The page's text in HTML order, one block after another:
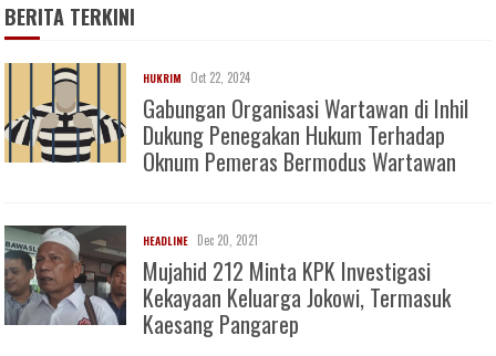
BERITA TERKINI
HUKRIM Oct 22, 2024
Gabungan Organisasi Wartawan di Inhil
Dukung Penegakan Hukum Terhadap
Oknum Pemeras Bermodus Wartawan
HEADLINE Dec 20, 2021
Mujahid 212 Minta KPK Investigasi
Kekayaan Keluarga Jokowi, Termasuk
Kaesang Pangarep